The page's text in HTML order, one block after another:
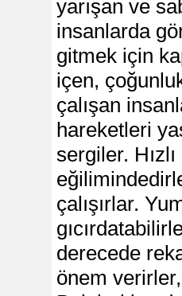
yarışan ve
insanlarda
gitmek için
içen,
çalışan
hareketleri
sergiler.
çalışırlar.
derecede
önem